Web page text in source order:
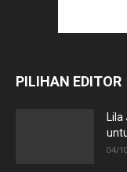
PILIHAN EDITOR
04/